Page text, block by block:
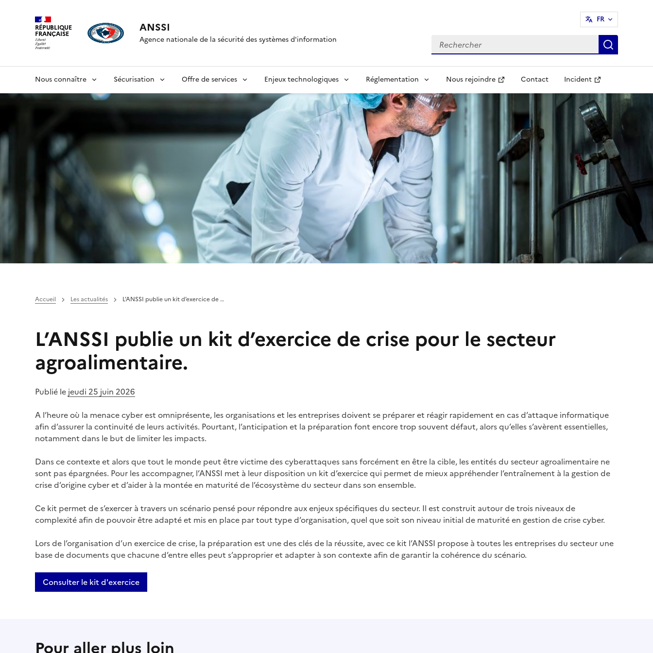
RÉPUBLIQUE
FRANÇAISE ANSSI
Agence nationale de la sécurité des systèmes d'information
FR
Rechercher
Nous connaître Sécurisation Offre de services Enjeux technologiques Réglementation Nous rejoindre
Ouvre une nouvelle fenêtreContact Incident
Ouvre une nouvelle fenêtre
Accueil Les actualités L’ANSSI publie un kit d’exercice de …
L’ANSSI publie un kit d’exercice de crise pour le secteur
agroalimentaire.
Publié le jeudi 25 juin 2026
A l’heure où la menace cyber est omniprésente, les organisations et les entreprises doivent se préparer et réagir rapidement en cas d’attaque informatique
afin d’assurer la continuité de leurs activités. Pourtant, l’anticipation et la préparation font encore trop souvent défaut, alors qu’elles s’avèrent essentielles,
notamment dans le but de limiter les impacts.
Dans ce contexte et alors que tout le monde peut être victime des cyberattaques sans forcément en être la cible, les entités du secteur agroalimentaire ne
sont pas épargnées. Pour les accompagner, l’ANSSI met à leur disposition un kit d’exercice qui permet de mieux appréhender l’entraînement à la gestion de
crise d’origine cyber et d’aider à la montée en maturité de l’écosystème du secteur dans son ensemble.
Ce kit permet de s’exercer à travers un scénario pensé pour répondre aux enjeux spécifiques du secteur. Il est construit autour de trois niveaux de
complexité afin de pouvoir être adapté et mis en place par tout type d’organisation, quel que soit son niveau initial de maturité en gestion de crise cyber.
Lors de l’organisation d’un exercice de crise, la préparation est une des clés de la réussite, avec ce kit l’ANSSI propose à toutes les entreprises du secteur une
base de documents que chacune d’entre elles peut s’approprier et adapter à son contexte afin de garantir la cohérence du scénario.
Consulter le kit d'exercice
Pour aller plus loin